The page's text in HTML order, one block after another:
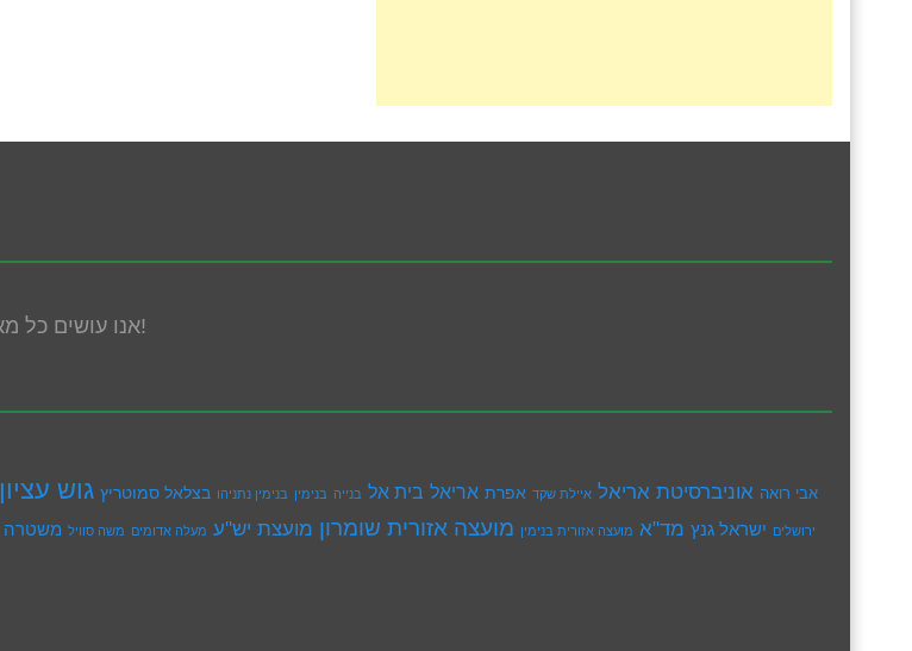
אנו עושים כל מאמץ להשלים את הנגשת האתר! במידה ונתקלת בבעיה אנא פנה אלינו!
אבי רואה אוניברסיטת אריאל איילת שקד אפרת אריאל בית אל בנייה בנימין בנימין נתניהו בצלאל סמוטריץ גוש עציון
ירושלים ישראל גנץ מד"א מועצה אזורית בנימין מועצה אזורית שומרון מועצת יש''ע מעלה אדומים משה סוויל משטרה